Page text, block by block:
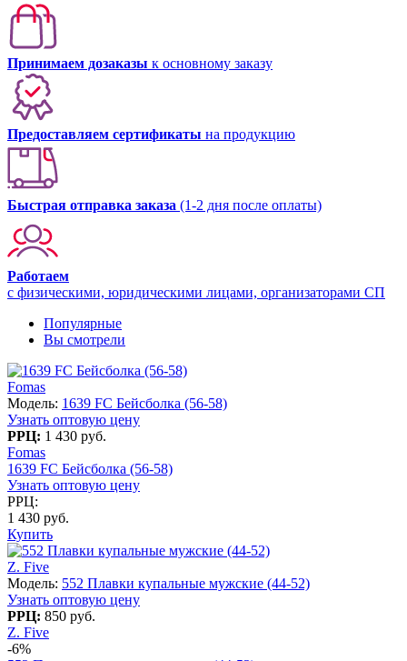
Принимаем дозаказы к основному заказу
Предоставляем сертификаты на продукцию
Быстрая отправка заказа (1-2 дня после оплаты)
Работаем
с физическими, юридическими лицами, организаторами СП
Популярные
Вы смотрели
Fomas
Модель: 1639 FC Бейсболка (56-58)
Узнать оптовую цену
РРЦ: 1 430 руб.
Fomas
1639 FC Бейсболка (56-58)
Узнать оптовую цену
РРЦ:
1 430 руб.
Купить
Z. Five
Модель: 552 Плавки купальные мужские (44-52)
Узнать оптовую цену
РРЦ: 850 руб.
Z. Five
-6%